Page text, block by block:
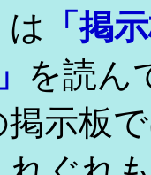
「掲
を読ん
示板で